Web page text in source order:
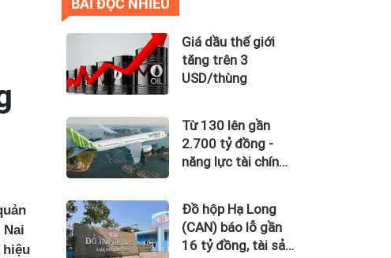
hiệu
BÀI ĐỌC NHIỀU
Giá dầu thế giới
tăng trên 3
USD/thùng
Từ 130 lên gần
2.700 tỷ đồng -
năng lực tài chính
Airways nhìn từ
công nợ với ACV
Đồ hộp Hạ Long
(CAN) báo lỗ gần
16 tỷ đồng, tài sản